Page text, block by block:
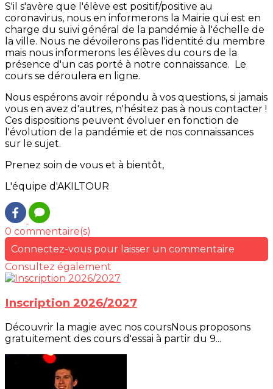
S'il s'avère que l'élève est positif/positive au
coronavirus, nous en informerons la Mairie qui est en
charge du suivi général de la pandémie à l'échelle de
la ville. Nous ne dévoilerons pas l'identité du membre
mais nous informerons les élèves du cours de la
présence d'un cas porté à notre connaissance. Le
cours se déroulera en ligne.
Nous espérons avoir répondu à vos questions, si jamais
vous en avez d'autres, n'hésitez pas à nous contacter !
Ces dispositions peuvent évoluer en fonction de
l'évolution de la pandémie et de nos connaissances
sur le sujet.
Prenez soin de vous et à bientôt,
L'équipe d'AKILTOUR
0 commentaire(s)
Connectez-vous pour laisser un commentaire
Consultez également
Inscription 2026/2027
Découvrir la magie avec nos coursNous proposons
gratuitement des cours d'essai à partir du 9...